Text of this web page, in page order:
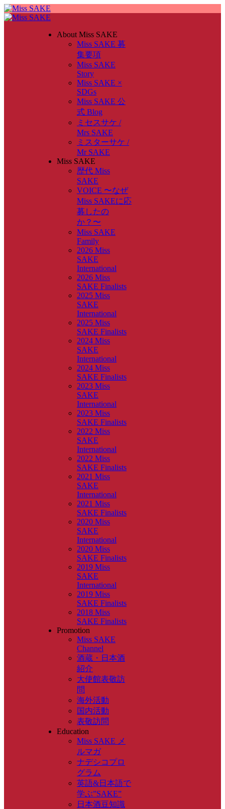
About Miss SAKE
Miss SAKE 募
集要項
Miss SAKE
Story
Miss SAKE ×
SDGs
Miss SAKE 公
式 Blog
ミセスサケ /
Mrs SAKE
ミスターサケ /
Mr SAKE
Miss SAKE
歴代 Miss
SAKE
VOICE 〜なぜ
Miss SAKEに応
募したの
か？〜
Miss SAKE
Family
2026 Miss
SAKE
International
2026 Miss
SAKE Finalists
2025 Miss
SAKE
International
2025 Miss
SAKE Finalists
2024 Miss
SAKE
International
2024 Miss
SAKE Finalists
2023 Miss
SAKE
International
2023 Miss
SAKE Finalists
2022 Miss
SAKE
International
2022 Miss
SAKE Finalists
2021 Miss
SAKE
International
2021 Miss
SAKE Finalists
2020 Miss
SAKE
International
2020 Miss
SAKE Finalists
2019 Miss
SAKE
International
2019 Miss
SAKE Finalists
2018 Miss
SAKE Finalists
Promotion
Miss SAKE
Channel
酒蔵・日本酒
紹介
大使館表敬訪
問
海外活動
国内活動
表敬訪問
Education
Miss SAKE メ
ルマガ
ナデシコプロ
グラム
英語&日本語で
学ぶ”SAKE”
日本酒豆知識